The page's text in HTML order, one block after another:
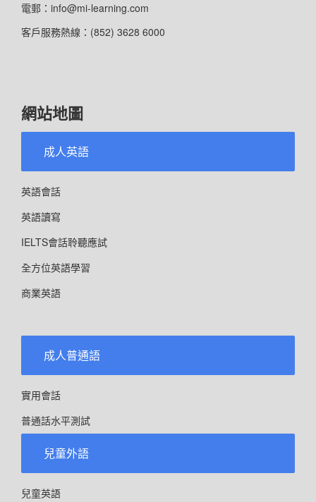
電郵：info@mi-learning.com
客戶服務熱線：(852) 3628 6000
網站地圖
成人英語
英語會話
英語讀寫
IELTS會話聆聽應試
全方位英語學習
商業英語
成人普通語
實用會話
普通話水平測試
兒童外語
兒童英語